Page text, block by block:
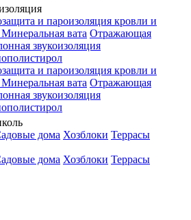
и пароизоляция кровли и
Минеральная вата Отражающая
звукоизоляция
и пароизоляция кровли и
Минеральная вата Отражающая
звукоизоляция
дома Хозблоки Террасы
дома Хозблоки Террасы